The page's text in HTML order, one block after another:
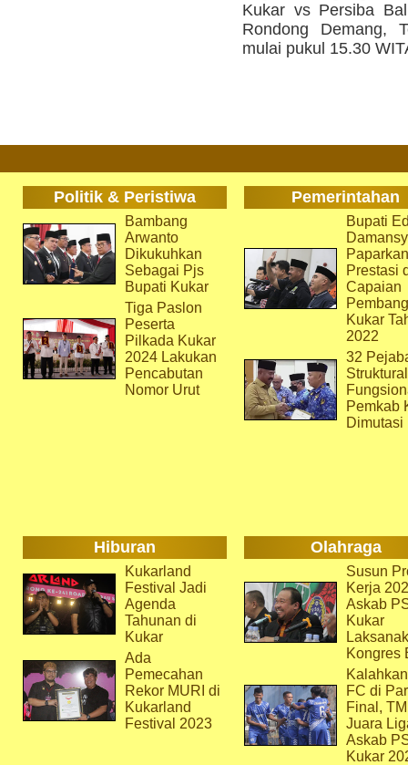
Kukar vs Persiba
Rondong Demang,
mulai pukul 15.30
Politik & Peristiwa Pemerintahan
Bambang
Arwanto
Dikukuhkan
Sebagai Pjs
Bupati Kukar
Tiga Paslon
Peserta
Pilkada Kukar
2024 Lakukan
Pencabutan
Nomor Urut
Bupati
Paparkan
Prestasi
Capaian
Kukar
2022
32
Pemkab
Dimutasi
Hiburan Olahraga
Kukarland
Festival Jadi
Agenda
Tahunan di
Kukar
Ada
Pemecahan
Rekor MURI di
Kukarland
Festival 2023
Susun
Kerja
Askab
Kukar
Kongres
FC di
Final,
Juara
Askab
Kukar